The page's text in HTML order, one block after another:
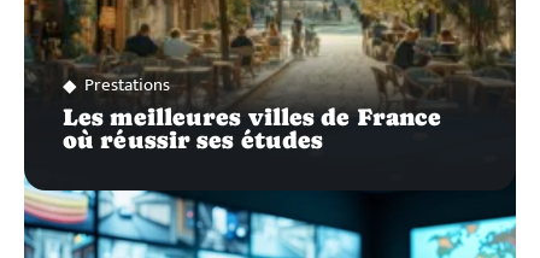
Prestations
Les meilleures villes de France
où réussir ses études